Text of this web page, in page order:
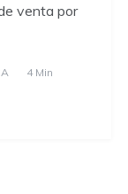
venta por
4 Min